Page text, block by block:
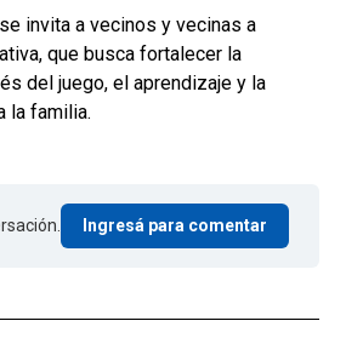
invita a vecinos y vecinas a
que busca fortalecer la
del juego, el aprendizaje y la
la familia.
Ingresá para comentar